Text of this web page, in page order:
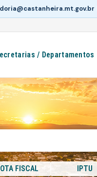
/ Departamentos
FISCAL IPTU